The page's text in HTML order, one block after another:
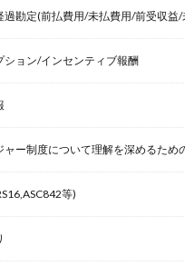
過勘定(前払費用/未払費用/前受収益/
ション/インセンティブ報酬
ャー制度について理解を深めるため
等)